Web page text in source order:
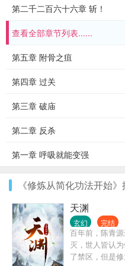
第二千二百六十六章 斩！
查看全部章节列表......
第五章 附骨之疽
第四章 过关
第三章 破庙
第二章 反杀
第一章 呼吸就能变强
《修炼从简化功法开始
天渊
玄幻 完结
百年前，陈青
灭，世人皆认
了禁区，但是